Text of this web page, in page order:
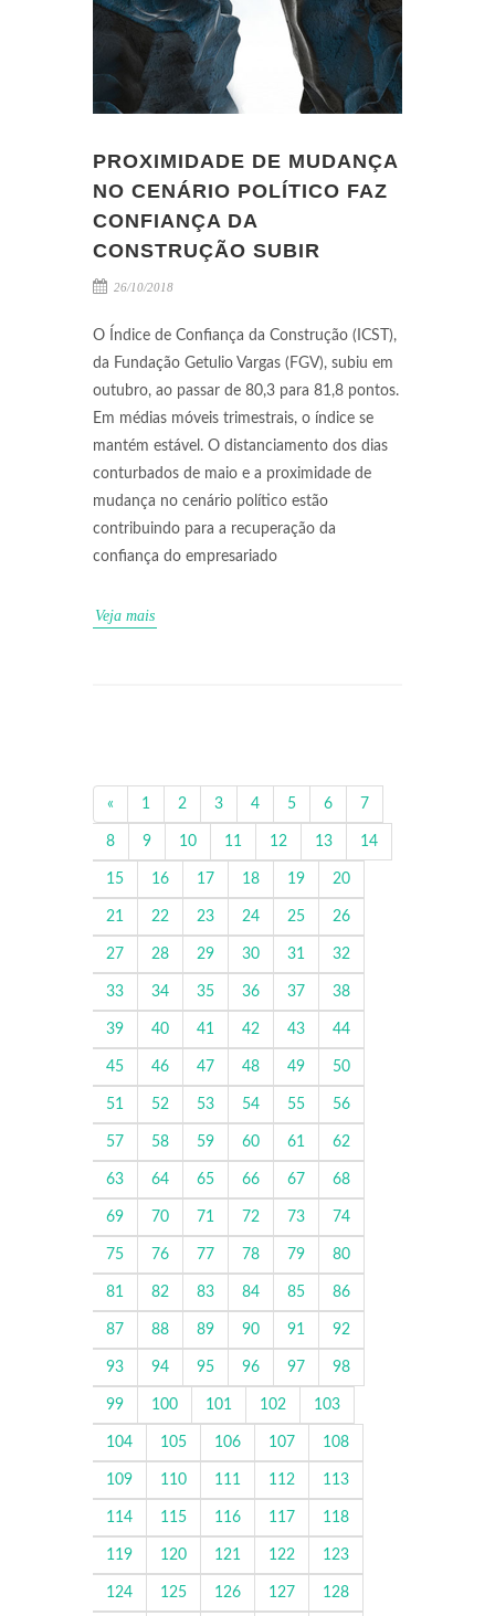
PROXIMIDADE DE MUDANÇA
NO CENÁRIO POLÍTICO FAZ
CONFIANÇA DA
CONSTRUÇÃO SUBIR
26/10/2018
O Índice de Confiança da Construção (ICST),
da Fundação Getulio Vargas (FGV), subiu em
outubro, ao passar de 80,3 para 81,8 pontos.
Em médias móveis trimestrais, o índice se
mantém estável. O distanciamento dos dias
conturbados de maio e a proximidade de
mudança no cenário político estão
contribuindo para a recuperação da
confiança do empresariado
Veja mais
« 1 2 3 4 5 6 7
8 9 10 11 12 13 14
15 16 17 18 19 20
21 22 23 24 25 26
27 28 29 30 31 32
33 34 35 36 37 38
39 40 41 42 43 44
45 46 47 48 49 50
51 52 53 54 55 56
57 58 59 60 61 62
63 64 65 66 67 68
69 70 71 72 73 74
75 76 77 78 79 80
81 82 83 84 85 86
87 88 89 90 91 92
93 94 95 96 97 98
99 100 101 102 103
104 105 106 107 108
109 110 111 112 113
114 115 116 117 118
119 120 121 122 123
124 125 126 127 128